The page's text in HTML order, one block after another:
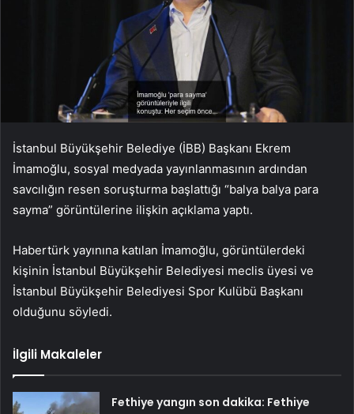
İstanbul Büyükşehir Belediye (İBB) Başkanı Ekrem
İmamoğlu, sosyal medyada yayınlanmasının ardından
savcılığın resen soruşturma başlattığı “balya balya para
sayma” görüntülerine ilişkin açıklama yaptı.
Habertürk yayınına katılan İmamoğlu, görüntülerdeki
kişinin İstanbul Büyükşehir Belediyesi meclis üyesi ve
İstanbul Büyükşehir Belediyesi Spor Kulübü Başkanı
olduğunu söyledi.
İlgili Makaleler
Fethiye yangın son dakika: Fethiye